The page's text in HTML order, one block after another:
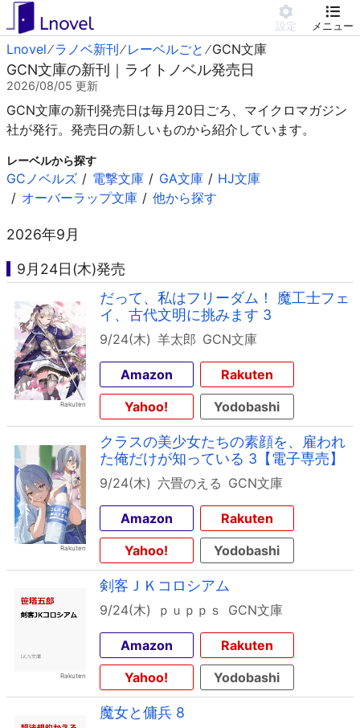
設定 メニュー
Lnovel ラノベ新刊 レーベルごと GCN文庫
GCN文庫の新刊｜ライトノベル発売日
2026/08/05 更新
GCN文庫の新刊発売日は毎月20日ごろ、マイクロマガジン
社が発行。発売日の新しいものから紹介しています。
レーベルから探す
GCノベルズ 電撃文庫 GA文庫
HJ文庫
オーバーラップ文庫
他から探す
2026年9月
9月24日(木)発売
だって、私はフリーダム！ 魔工士フェ
イ、古代文明に挑みます 3
9/24(木) 羊太郎 GCN文庫
Amazon
Rakuten
Yahoo!
Yodobashi
クラスの美少女たちの素顔を、雇われ
た俺だけが知っている 3【電子専売】
9/24(木) 六畳のえる GCN文庫
Amazon
Rakuten
Yahoo!
Yodobashi
剣客ＪＫコロシアム
9/24(木) ｐｕｐｐｓ GCN文庫
Amazon
Rakuten
Yahoo!
Yodobashi
魔女と傭兵 8